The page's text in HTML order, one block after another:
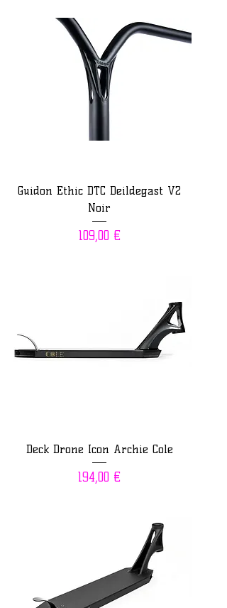
Guidon Ethic DTC Deildegast V2
Noir
Prix
109,00 €
Deck Drone Icon Archie Cole
Prix
194,00 €